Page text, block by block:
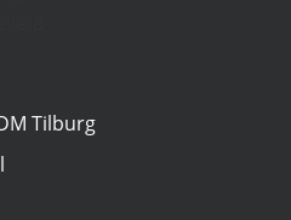
Tilburg